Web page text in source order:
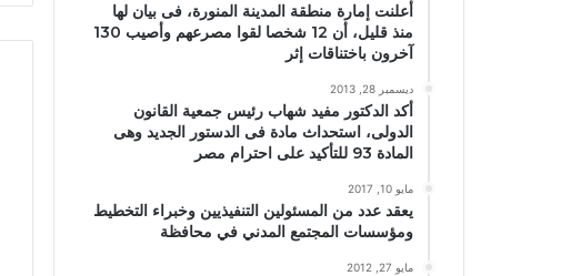
أعلنت إمارة منطقة المدينة المنورة، فى بيان لها
منذ قليل، أن 12 شخصا لقوا مصرعهم وأصيب 130
آخرون باختناقات إثر
ديسمبر 28, 2013
أكد الدكتور مفيد شهاب رئيس جمعية القانون
الدولى، استحداث مادة فى الدستور الجديد وهى
المادة 93 للتأكيد على احترام مصر
مايو 10, 2017
يعقد عدد من المسئولين التنفيذيين وخبراء التخطيط
ومؤسسات المجتمع المدني في محافظة
مايو 27, 2012